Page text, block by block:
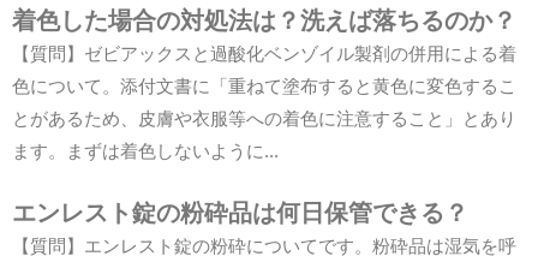
着色した場合の対処法は？洗えば落ちるのか？
【質問】ゼビアックスと過酸化ベンゾイル製剤の併用による着
色について。添付文書に「重ねて塗布すると黄色に変色するこ
とがあるため、皮膚や衣服等への着色に注意すること」とあり
ます。まずは着色しないように...
エンレスト錠の粉砕品は何日保管できる？
【質問】エンレスト錠の粉砕についてです。粉砕品は湿気を呼